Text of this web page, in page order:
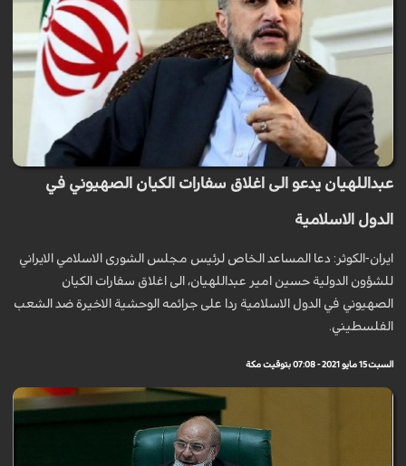
عبداللهيان يدعو الى اغلاق سفارات الكيان الصهيوني في
الدول الاسلامية
ايران-الكوثر: دعا المساعد الخاص لرئيس مجلس الشورى الاسلامي الايراني
للشؤون الدولية حسين امير عبداللهيان، الى اغلاق سفارات الكيان
الصهيوني في الدول الاسلامية ردا على جرائمه الوحشية الاخيرة ضد الشعب
الفلسطيني.
السبت 15 مايو 2021 - 07:08 بتوقيت مكة